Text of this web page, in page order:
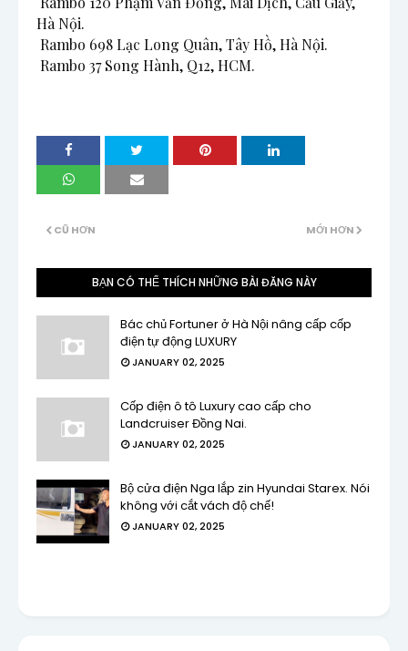
Hà Nội.
Rambo 37 Song Hành, Q12, HCM.
MỚI HƠN
CŨ HƠN
BẠN CÓ THỂ THÍCH NHỮNG BÀI ĐĂNG NÀY
Bác chủ Fortuner ở Hà Nội nâng cấp cốp
điện tự động LUXURY
JANUARY 02, 2025
Cốp điện ô tô Luxury cao cấp cho
Landcruiser Đồng Nai.
JANUARY 02, 2025
Bộ cửa điện Nga lắp zin Hyundai Starex. Nói
không với cắt vách độ chế!
JANUARY 02, 2025